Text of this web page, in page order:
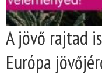
A jövő rajtad
Európa